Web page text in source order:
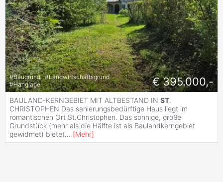
#Baugrund #Landwirtschaftsgrund
#Hanglage € 395.000,-
BAULAND-KERNGEBIET MIT ALTBESTAND IN ST.
CHRISTOPHEN Das sanierungsbedürftige Haus liegt im
romantischen Ort St.Christophen. Das sonnige, große
Grundstück (mehr als die Hälfte ist als Baulandkerngebiet
gewidmet) bietet... [Mehr]